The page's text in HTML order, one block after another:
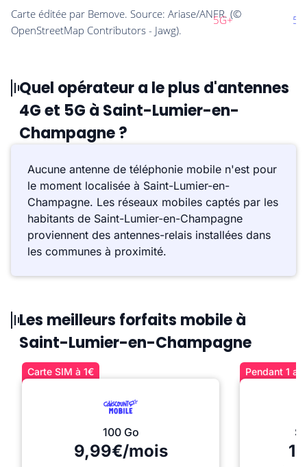
Quel opérateur a le plus d'antennes
4G et 5G à Saint-Lumier-en-
Champagne ?
Aucune antenne de téléphonie mobile n'est pour
le moment localisée à Saint-Lumier-en-
Champagne. Les réseaux mobiles captés par les
habitants de Saint-Lumier-en-Champagne
proviennent des antennes-relais installées dans
les communes à proximité.
Les meilleurs forfaits mobile à
Saint-Lumier-en-Champagne
Carte SIM à 1€
100 Go
9,99€/mois
Pendant 1